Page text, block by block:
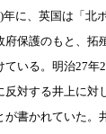
に、英国は「北
保護のもと、拓
ている。明治27年
対する井上に対
書かれていた。